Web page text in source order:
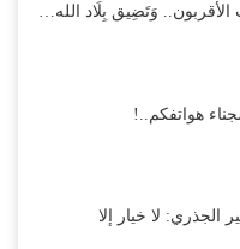
وَتَضِيق بِلَاد الله…
هواتفكم..!
الجذري: لا خيار إلا